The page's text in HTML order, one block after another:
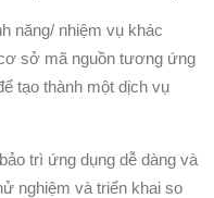
năng/ nhiệm vụ khác
sở mã nguồn tương ứng
tạo thành một dịch vụ
trì ứng dụng dễ dàng và
nghiệm và triển khai so